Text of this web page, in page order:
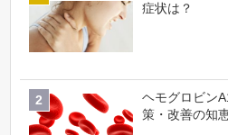
症状は？
ヘモグロビン
策・改善の知